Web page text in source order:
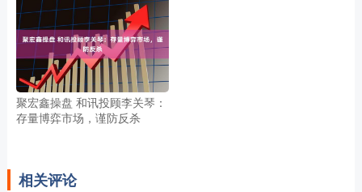
聚宏鑫操盘 和讯投顾李关琴：
存量博弈市场，谨防反杀
相关评论